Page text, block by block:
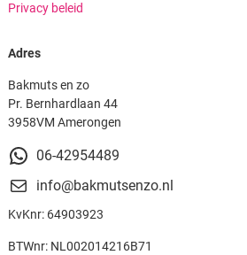
Privacy beleid
Adres
Bakmuts en zo
Pr. Bernhardlaan 44
3958VM Amerongen
06-42954489
info@bakmutsenzo.nl
KvKnr: 64903923
BTWnr: NL002014216B71